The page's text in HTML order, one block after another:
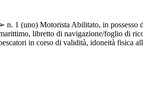
n. 1 (uno) Motorista Abilitato, in possesso
libretto di navigazione/foglio di
in corso di validità, idoneità fisica